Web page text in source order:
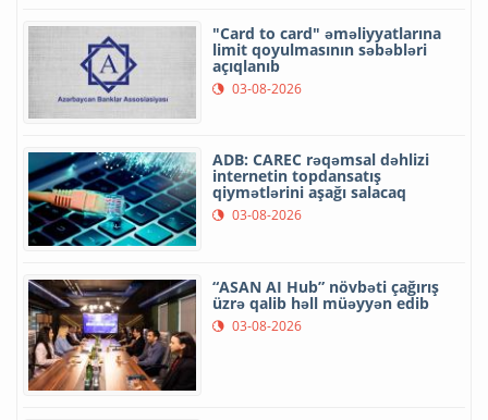
"Card to card" əməliyyatlarına
limit qoyulmasının səbəbləri
açıqlanıb
03-08-2026
ADB: CAREC rəqəmsal dəhlizi
internetin topdansatış
qiymətlərini aşağı salacaq
03-08-2026
“ASAN AI Hub” növbəti çağırış
üzrə qalib həll müəyyən edib
03-08-2026